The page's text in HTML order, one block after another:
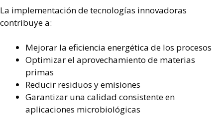
La implementación de tecnologías innovadoras
contribuye a:
Mejorar la eficiencia energética de los procesos
Optimizar el aprovechamiento de materias
primas
Reducir residuos y emisiones
Garantizar una calidad consistente en
aplicaciones microbiológicas